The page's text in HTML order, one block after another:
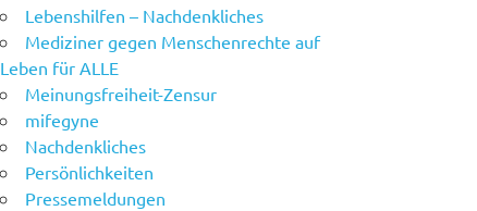
Lebenshilfen – Nachdenkliches
Mediziner gegen Menschenrechte auf
Leben für ALLE
Meinungsfreiheit-Zensur
mifegyne
Nachdenkliches
Persönlichkeiten
Pressemeldungen